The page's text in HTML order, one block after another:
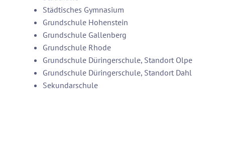
Städtisches Gymnasium
Grundschule Hohenstein
Grundschule Gallenberg
Grundschule Rhode
Grundschule Düringerschule, Standort Olpe
Grundschule Düringerschule, Standort Dahl
Sekundarschule